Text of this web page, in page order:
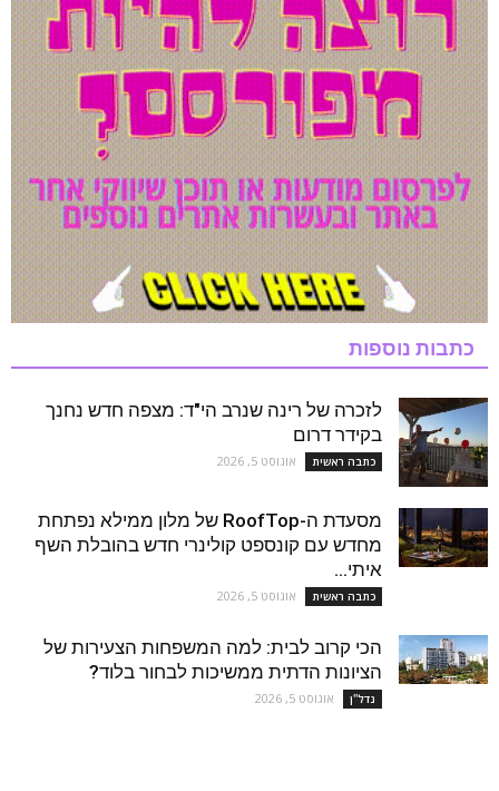
כתבות נוספות
לזכרה של רינה שנרב הי"ד: מצפה חדש נחנך
בקידר דרום
כתבה ראשית אוגוסט 5, 2026
מסעדת ה-RoofTop של מלון ממילא נפתחת
מחדש עם קונספט קולינרי חדש בהובלת השף
איתי...
כתבה ראשית אוגוסט 5, 2026
הכי קרוב לבית: למה המשפחות הצעירות של
הציונות הדתית ממשיכות לבחור בלוד?
נדל''ן אוגוסט 5, 2026